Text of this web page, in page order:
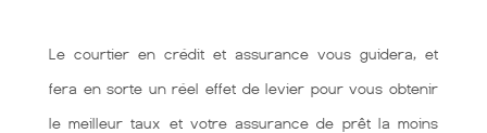
Le courtier en crédit et assurance vous guidera, et
fera en sorte un réel effet de levier pour vous obtenir
le meilleur taux et votre assurance de prêt la moins